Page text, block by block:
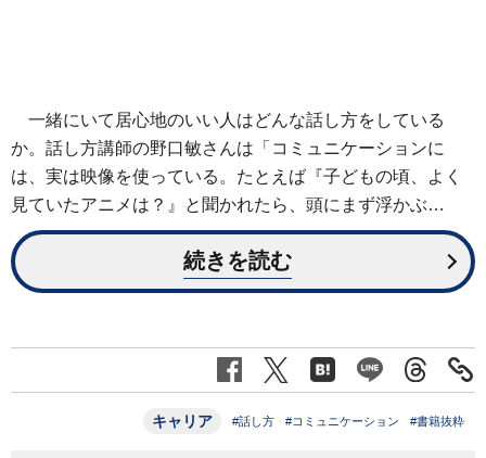
一緒にいて居心地のいい人はどんな話し方をしている
か。話し方講師の野口敏さんは「コミュニケーションに
は、実は映像を使っている。たとえば『子どもの頃、よく
見ていたアニメは？』と聞かれたら、頭にまず浮かぶ…
続きを読む
キャリア #話し方 #コミュニケーション #書籍抜粋